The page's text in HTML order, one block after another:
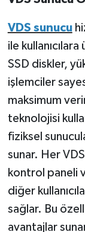
VDS sunucu
ile
SSD diskler,
işlemciler
maksimum
teknolojisi
fiziksel
sunar. Her
kontrol paneli
diğer
sağlar. Bu
avantajlar